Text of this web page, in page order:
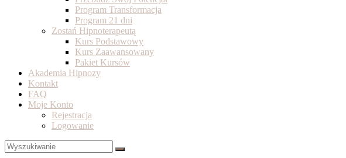
Program Transformacja
Program 21 dni
Zostań Hipnoterapeutą
Kurs Podstawowy
Kurs Zaawansowany
Pakiet Kursów
Akademia Hipnozy
Kontakt
FAQ
Moje Konto
Rejestracja
Logowanie